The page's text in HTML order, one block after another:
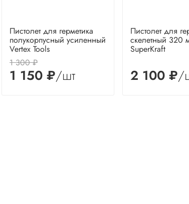
Пистолет для герметика
полукорпусный усиленный
Vertex Tools
1 300 ₽
1 150 ₽/шт
Пистолет для
скелетный 320
SuperKraft
2 100 ₽/